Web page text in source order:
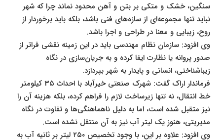
سنگین، خشک و متکی بر بتن و آهن محدود نماند چرا که شهر
نباید تنها مجموعه‌ای از سازه‌های فنی باشد، بلکه باید برخوردار از
روح، زیبایی و معنا در طراحی و اجرا باشد.
وی افزود: سازمان نظام مهندسی باید در این زمینه نقشی فراتر از
صدور پروانه یا نظارت ایفا کرده و به جریان‌سازی در نگاه
زیباشناختی، انسانی و پایدار به شهر بپردازد.
فرماندار اراک گفت: شهرک صنعتی خیرآباد با احداث ۳۵ کیلومتر
خط انتقال، نه تنها زیرساخت لازم را فراهم کرده، بلکه هزینه آن را
نیز متقبل شده است، اما به دلیل ناهماهنگی‌ها و تفاوت در نگاه
مدیریتی، هنوز یک لیتر آب نیز به آن منتقل نشده است.
وی افزود: علاوه بر این، با وجود تخصیص ۲۵۰ لیتر بر ثانیه آب به